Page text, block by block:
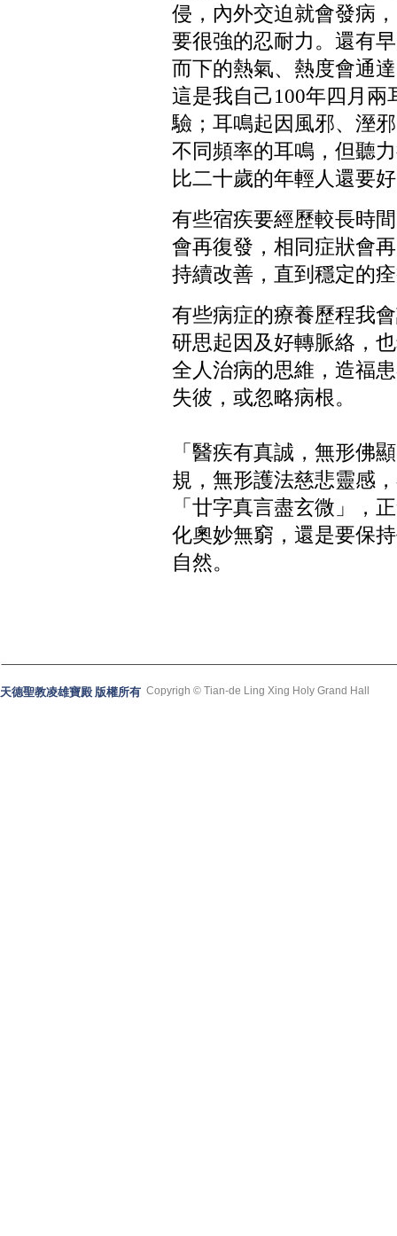
侵，內外交迫就會發病
要很強的忍耐力。還有
而下的熱氣、熱度會通
這是我自己 100年四月兩
驗；耳鳴起因風邪、溼
不同頻率的耳鳴，但聽
比二十歲的年輕人還要
有些宿疾要經歷較長時
會再復發，相同症狀會
持續改善，直到穩定的
有些病症的療養歷程我
研思起因及好轉脈絡，
全人治病的思維，造福
失彼，或忽略病根。
「醫疾有真誠，無形佛
規，無形護法慈悲靈感
「廿字真言盡玄微」，
化奧妙無窮，還是要保
自然。
天德聖教凌雄寶殿 版權所有 Copyrigh © Tian-de Ling Xing Holy Grand Hall